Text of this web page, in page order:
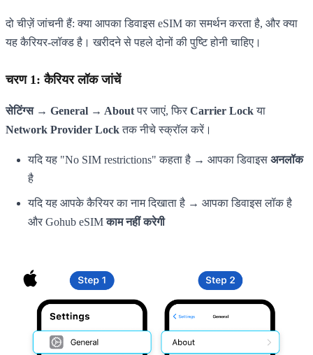
दो चीज़ें जांचनी हैं: क्या आपका डिवाइस eSIM का समर्थन करता है, और क्या
यह कैरियर-लॉक्ड है। खरीदने से पहले दोनों की पुष्टि होनी चाहिए।
चरण 1: कैरियर लॉक जांचें
सेटिंग्स → General → Aboutपर जाएं, फिर Carrier Lockया
Network Provider Lockतक नीचे स्क्रॉल करें।
यदि यह "No SIM restrictions" कहता है → आपका डिवाइस अनलॉक
है
यदि यह आपके कैरियर का नाम दिखाता है → आपका डिवाइस लॉक है
और Gohub eSIMकाम नहीं करेगी